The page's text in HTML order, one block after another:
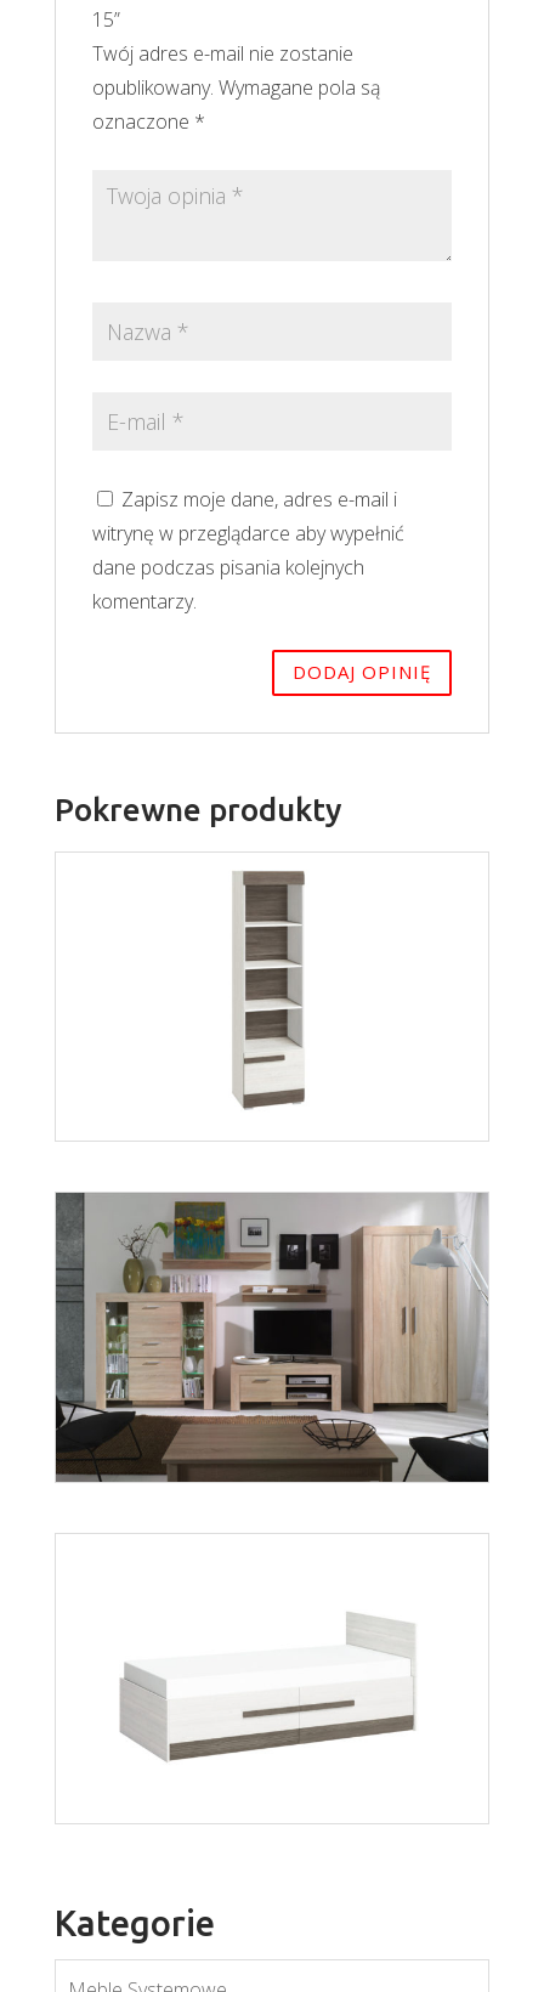
15”
Twój adres e-mail nie zostanie
opublikowany. Wymagane pola są
oznaczone *
Zapisz moje dane, adres e-mail i
witrynę w przeglądarce aby wypełnić
dane podczas pisania kolejnych
komentarzy.
Pokrewne produkty
Blanco regał 04
Więcej
Cezar
Więcej
Kategorie